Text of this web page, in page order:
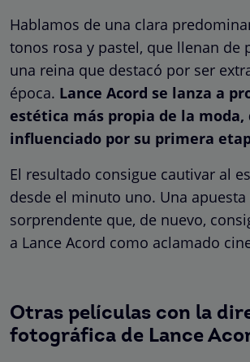
Hablamos de una clara
tonos rosa y pastel, que llenan de
una reina que destacó por ser
época. Lance Acord se lanza a
estética más propia de la moda,
influenciado por su primera
El resultado consigue cautivar al
desde el minuto uno. Una apuesta
sorprendente que, de nuevo,
a Lance Acord como aclamado
Otras películas con la
fotográfica de Lance